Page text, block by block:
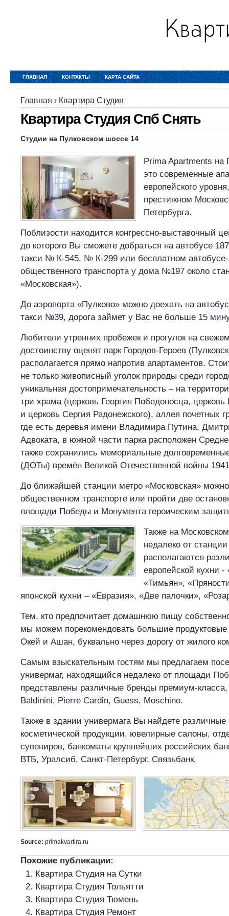
ГЛАВНАЯ КОНТАКТЫ КАРТА САЙТА
Главная › Квартира Студия
Квартира Студия Спб Снять
Студии на Пулковском шоссе 14
Prima Apartments на
это современные
европейского
престижном
Петербурга.
Поблизости находится конгрессно-выставочный
до которого Вы сможете добраться на автобусе
такси № К-545, № К-299 или бесплатном автобусе-
общественного транспорта у дома №197 около
«Московская»).
До аэропорта «Пулково» можно доехать на
такси №39, дорога займет у Вас не больше 15
Любители утренних пробежек и прогулок на
достоинству оценят парк Городов-Героев
располагается прямо напротив апартаментов.
не только живописный уголок природы среди
уникальная достопримечательность – на
три храма (церковь Георгия Победоносца,
и церковь Сергия Радонежского), аллея почетных
где есть деревья имени Владимира Путина,
Адвоката, в южной части парка расположен
также сохранились мемориальные
(ДОТы) времён Великой Отечественной войны
До ближайшей станции метро «Московская»
общественном транспорте или пройти две
площади Победы и Монумента героическим
Также на
недалеко от
располагаются
европейской кухни
«Тимьян»,
японской кухни – «Евразия», «Две палочки»,
Тем, кто предпочитает домашнюю пищу
мы можем порекомендовать большие продуктовые
Окей и Ашан, буквально через дорогу от жилого
Самым взыскательным гостям мы предлагаем
универмаг, находящийся недалеко от площади
представлены различные бренды премиум-класса,
Baldinini, Pierre Cardin, Guess, Moschino.
Также в здании универмага Вы найдете различные
косметической продукции, ювелирные салоны,
сувениров, банкоматы крупнейших российских
ВТБ, Уралсиб, Санкт-Петербург, Связьбанк.
Source: primakvartira.ru
Похожие публикации:
Квартира Студия на Сутки
Квартира Студия Тольятти
Квартира Студия Тюмень
Квартира Студия Ремонт